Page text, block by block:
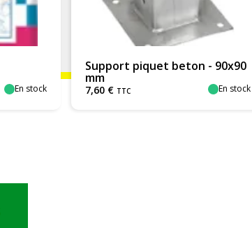
En stock
Support piquet beton - 90x90
mm
7,60 € TTC En stock